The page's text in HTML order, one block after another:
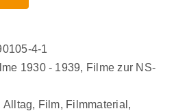
4-1
1930 - 1939, Filme zur NS-
Alltag, Film, Filmmaterial ,